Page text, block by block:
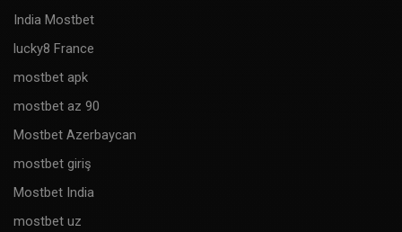
India Mostbet
lucky8 France
mostbet apk
mostbet az 90
Mostbet Azerbaycan
mostbet giriş
Mostbet India
mostbet uz